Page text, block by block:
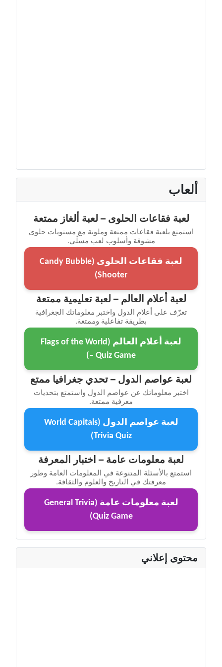
ألعاب
لعبة فقاعات الحلوى – لعبة ألغاز ممتعة
استمتع بلعبة فقاعات ممتعة وملونة مع مستويات حلوى
مشوقة وأسلوب لعب مسلّي.
لعبة فقاعات الحلوى (Candy Bubble
Shooter)
لعبة أعلام العالم – لعبة تعليمية ممتعة
تعرّف على أعلام الدول واختبر معلوماتك الجغرافية
بطريقة تفاعلية وممتعة.
لعبة أعلام العالم (Flags of the World
– Quiz Game)
لعبة عواصم الدول – تحدي جغرافيا ممتع
اختبر معلوماتك عن عواصم الدول واستمتع بتحديات
معرفية ممتعة.
لعبة عواصم الدول (World Capitals
Trivia Quiz)
لعبة معلومات عامة – اختبار المعرفة
استمتع بالأسئلة المتنوعة في المعلومات العامة وطور
معرفتك في التاريخ والعلوم والثقافة.
لعبة معلومات عامة (General Trivia
Quiz Game)
محتوى إعلاني